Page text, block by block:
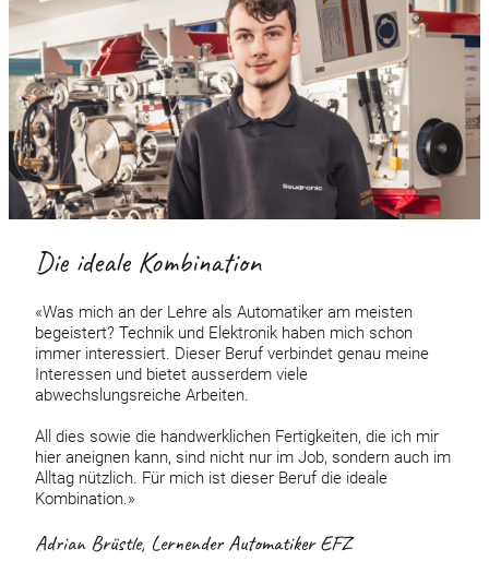
Die ideale Kombination
«Was mich an der Lehre als Automatiker am meisten
begeistert? Technik und Elektronik haben mich schon
immer interessiert. Dieser Beruf verbindet genau meine
Interessen und bietet ausserdem viele
abwechslungsreiche Arbeiten.
All dies sowie die handwerklichen Fertigkeiten, die ich mir
hier aneignen kann, sind nicht nur im Job, sondern auch im
Alltag nützlich. Für mich ist dieser Beruf die ideale
Kombination.»
Adrian Brüstle, Lernender Automatiker EFZ